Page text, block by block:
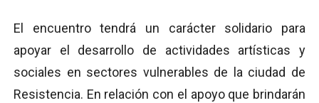
El encuentro tendrá un carácter solidario para
apoyar el desarrollo de actividades artísticas y
sociales en sectores vulnerables de la ciudad de
Resistencia. En relación con el apoyo que brindarán